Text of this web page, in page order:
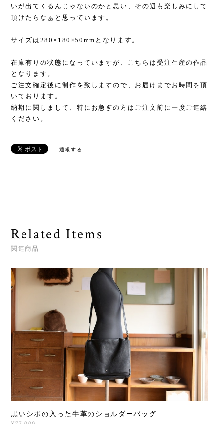
いが出てくるんじゃないのかと思い、その辺も楽しみにして
頂けたらなぁと思っています。
サイズは280×180×50mmとなります。
在庫有りの状態になっていますが、こちらは受注生産の作品
となります。
ご注文確定後に制作を致しますので、お届けまでお時間を頂
いております。
納期に関しまして、特にお急ぎの方はご注文前に一度ご連絡
ください。
通報する
Related Items
関連商品
黒いシボの入った牛革のショルダーバッグ